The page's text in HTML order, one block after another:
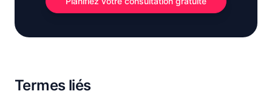
Termes liés